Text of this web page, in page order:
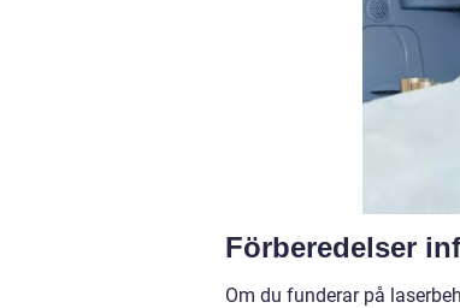
Förberedelser
Om du funderar på